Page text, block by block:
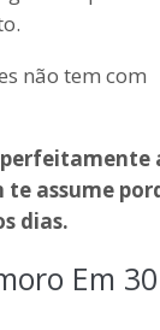
não tem com
te assume
dias.
Em 30